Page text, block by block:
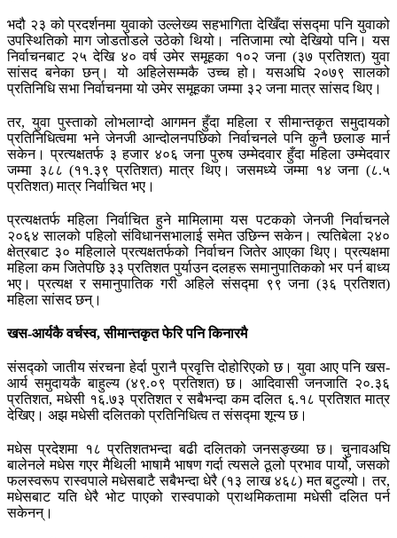
भदौ २३ को प्रदर्शनमा युवाको उल्लेख्य सहभागिता देखिँदा संसद्मा पनि युवाको
उपस्थितिको माग जोडतोडले उठेको थियो। नतिजामा त्यो देखियो पनि। यस
निर्वाचनबाट २५ देखि ४० वर्ष उमेर समूहका १०२ जना (३७ प्रतिशत) युवा
सांसद बनेका छन्। यो अहिलेसम्मकै उच्च हो। यसअघि २०७९ सालको
प्रतिनिधि सभा निर्वाचनमा यो उमेर समूहका जम्मा ३२ जना मात्र सांसद थिए।
तर, युवा पुस्ताको लोभलाग्दो आगमन हुँदा महिला र सीमान्तकृत समुदायको
प्रतिनिधित्वमा भने जेनजी आन्दोलनपछिको निर्वाचनले पनि कुनै छलाङ मार्न
सकेन। प्रत्यक्षतर्फ ३ हजार ४०६ जना पुरुष उम्मेदवार हुँदा महिला उम्मेदवार
जम्मा ३८८ (११.३९ प्रतिशत) मात्र थिए। जसमध्ये जम्मा १४ जना (८.५
प्रतिशत) मात्र निर्वाचित भए।
प्रत्यक्षतर्फ महिला निर्वाचित हुने मामिलामा यस पटकको जेनजी निर्वाचनले
२०६४ सालको पहिलो संविधानसभालाई समेत उछिन्न सकेन। त्यतिबेला २४०
क्षेत्रबाट ३० महिलाले प्रत्यक्षतर्फको निर्वाचन जितेर आएका थिए। प्रत्यक्षमा
महिला कम जितेपछि ३३ प्रतिशत पुर्याउन दलहरू समानुपातिकको भर पर्न बाध्य
भए। प्रत्यक्ष र समानुपातिक गरी अहिले संसद्मा ९९ जना (३६ प्रतिशत)
महिला सांसद छन्।
खस-आर्यकै वर्चस्व, सीमान्तकृत फेरि पनि किनारमै
संसद्को जातीय संरचना हेर्दा पुरानै प्रवृत्ति दोहोरिएको छ। युवा आए पनि खस-
आर्य समुदायकै बाहुल्य (४९.०९ प्रतिशत) छ। आदिवासी जनजाति २०.३६
प्रतिशत, मधेसी १६.७३ प्रतिशत र सबैभन्दा कम दलित ६.१८ प्रतिशत मात्र
देखिए। अझ मधेसी दलितको प्रतिनिधित्व त संसद्मा शून्य छ।
मधेस प्रदेशमा १८ प्रतिशतभन्दा बढी दलितको जनसङ्ख्या छ। चुनावअघि
बालेनले मधेस गएर मैथिली भाषामै भाषण गर्दा त्यसले ठूलो प्रभाव पार्यो, जसको
फलस्वरूप रास्वपाले मधेसबाटै सबैभन्दा धेरै (१३ लाख ४६८) मत बटुल्यो। तर,
मधेसबाट यति धेरै भोट पाएको रास्वपाको प्राथमिकतामा मधेसी दलित पर्न
सकेनन्।